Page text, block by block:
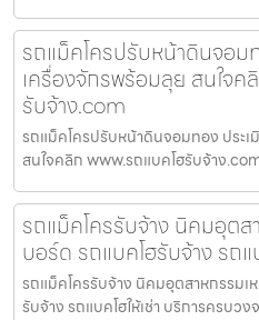
รถแม็คโครปรับหน้าดินจอม
เครื่องจักรพร้อมลุย สนใจ
รับจ้าง.com
รถแม็คโครปรับหน้าดินจอมทอง ประ
สนใจคลิก www.รถแบคโฮรับจ้าง
รถแม็คโครรับจ้าง นิคมอุตส
บอร์ด รถแบคโฮรับจ้าง รถแ
รถแม็คโครรับจ้าง นิคมอุตสาหกรรมเ
รับจ้าง รถแบคโฮให้เช่า บริการครบว